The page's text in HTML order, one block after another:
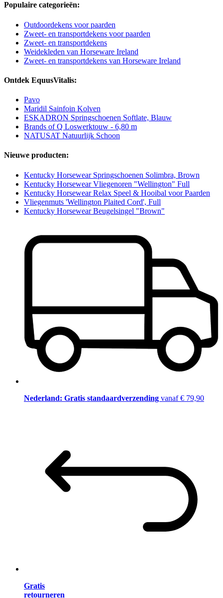
Populaire categorieën:
Outdoordekens voor paarden
Zweet- en transportdekens voor paarden
Zweet- en transportdekens
Weidekleden van Horseware Ireland
Zweet- en transportdekens van Horseware Ireland
Ontdek EquusVitalis:
Pavo
Maridil Sainfoin Kolven
ESKADRON Springschoenen Softlate, Blauw
Brands of Q Loswerktouw - 6,80 m
NATUSAT Natuurlijk Schoon
Nieuwe producten:
Kentucky Horsewear Springschoenen Solimbra, Brown
Kentucky Horsewear Vliegenoren "Wellington" Full
Kentucky Horsewear Relax Speel & Hooibal voor Paarden
Vliegenmuts 'Wellington Plaited Cord', Full
Kentucky Horsewear Beugelsingel "Brown"
Nederland: Gratis standaardverzending vanaf € 79,90
Gratis
retourneren